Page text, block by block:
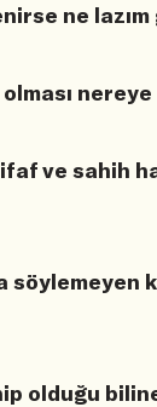
ne lazım
nereye
ve sahih
söylemeyen
olduğu